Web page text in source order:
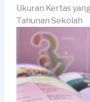
Ukuran Kertas
Tahunan Sekolah